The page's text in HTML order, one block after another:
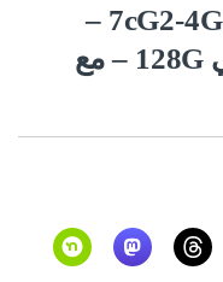
1 – سناب دراغون 7cG2-4G RAM –
بطاقة ذاكرة اي ام ام سي 128G – مع